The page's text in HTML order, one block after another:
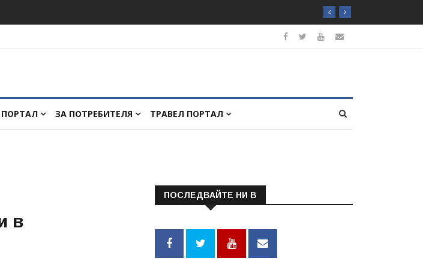
ПОРТАЛ ЗА ПОТРЕБИТЕЛЯ ТРАВЕЛ ПОРТАЛ
в
ПОСЛЕДВАЙТЕ НИ В